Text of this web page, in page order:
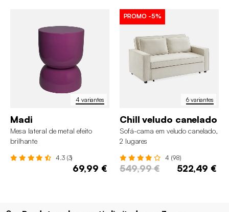
4 variantes
Madi
Mesa lateral de metal efeito
brilhante
4.3 (3)
69,99 €
6 variantes
PROMO -5%
Chill veludo canelado
Sofá-cama em veludo canelado,
2 lugares
4 (98)
549,99 € 522,49 €